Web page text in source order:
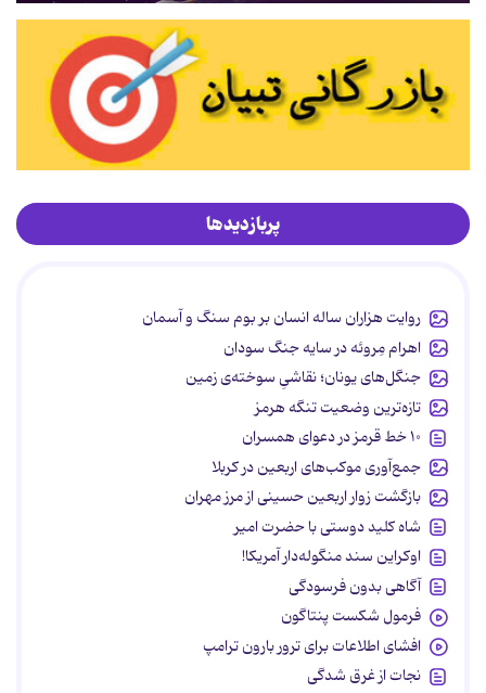
پربازدیدها
روایت هزاران ساله انسان بر بوم سنگ و آسمان
اهرام مِروئه در سایه جنگ سودان
جنگل‌های یونان؛ نقاشیِ سوخته‌ی زمین
تازه‌ترین وضعیت تنگه هرمز
۱۰ خط قرمز در دعوای همسران
جمع‌آوری موکب‌های اربعین در کربلا
بازگشت زوار اربعین حسینی از مرز مهران
شاه کلید دوستی با حضرت امیر
اوکراین سند منگوله‌دار آمریکا!
آگاهی بدون فرسودگی
فرمول شکست پنتاگون
افشای اطلاعات برای ترور بارون ترامپ
نجات از غرق شدگی